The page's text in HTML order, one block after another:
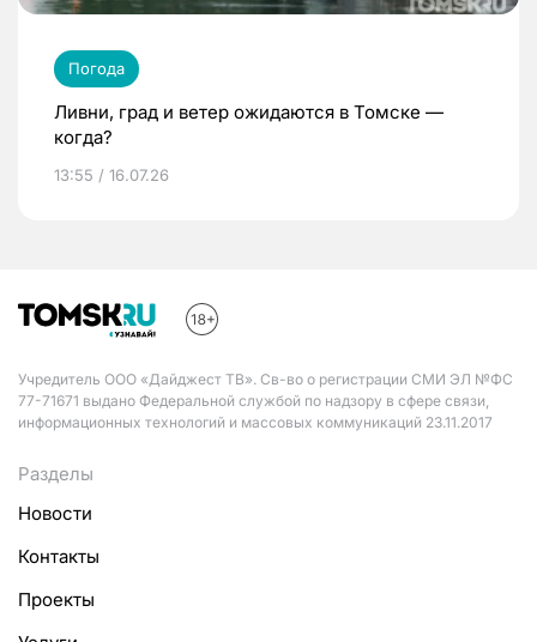
Погода
Ливни, град и ветер ожидаются в Томске —
когда?
13:55 / 16.07.26
Учредитель ООО «Дайджест ТВ». Св-во о регистрации СМИ ЭЛ №ФС
77-71671 выдано Федеральной службой по надзору в сфере связи,
информационных технологий и массовых коммуникаций 23.11.2017
Разделы
Новости
Контакты
Проекты